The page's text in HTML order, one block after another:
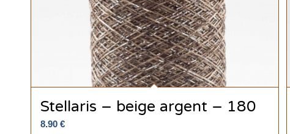
Stellaris – beige argent – 180
8.90 €